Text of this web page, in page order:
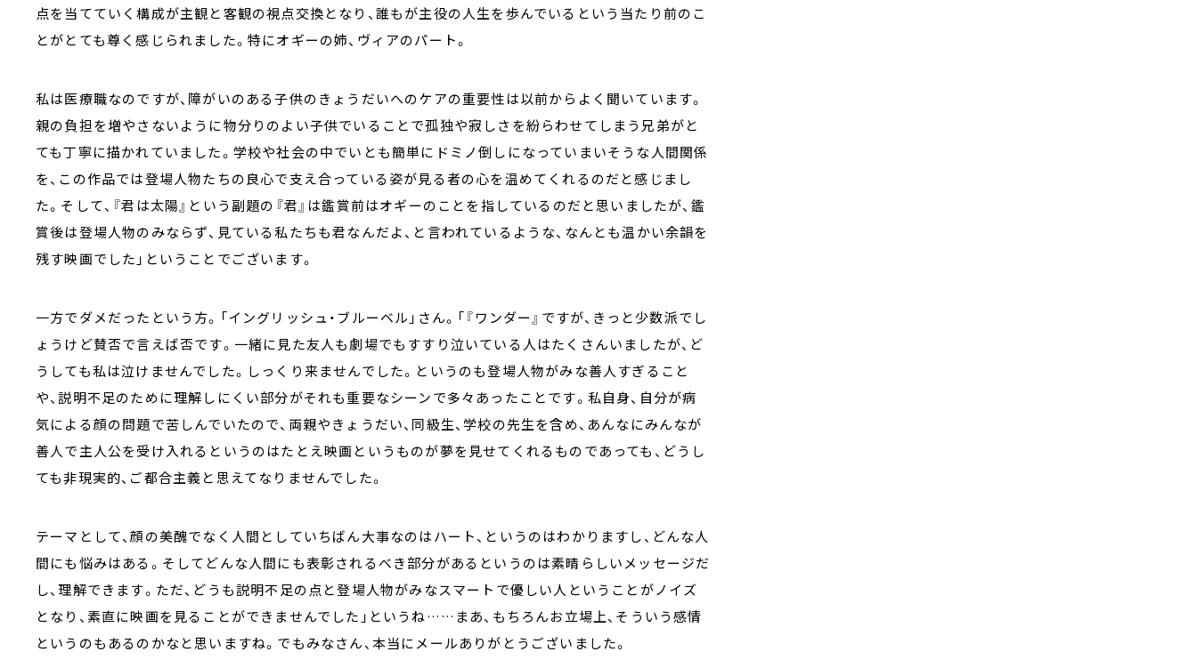
点を当てていく構成が主観と客観の視点交換となり、誰もが主役の人生を歩んでいるという当たり前のこ
とがとても尊く感じられました。特にオギーの姉、ヴィアのパート。
私は医療職なのですが、障がいのある子供のきょうだいへのケアの重要性は以前からよく聞いています。
親の負担を増やさないように物分りのよい子供でいることで孤独や寂しさを紛らわせてしまう兄弟がと
ても丁寧に描かれていました。学校や社会の中でいとも簡単にドミノ倒しになっていまいそうな人間関係
を、この作品では登場人物たちの良心で支え合っている姿が見る者の心を温めてくれるのだと感じまし
た。そして、『君は太陽』という副題の『君』は鑑賞前はオギーのことを指しているのだと思いましたが、鑑
賞後は登場人物のみならず、見ている私たちも君なんだよ、と言われているような、なんとも温かい余韻を
残す映画でした」ということでございます。
一方でダメだったという方。「イングリッシュ・ブルーベル」さん。「『ワンダー』ですが、きっと少数派でし
ょうけど賛否で言えば否です。一緒に見た友人も劇場でもすすり泣いている人はたくさんいましたが、ど
うしても私は泣けませんでした。しっくり来ませんでした。というのも登場人物がみな善人すぎること
や、説明不足のために理解しにくい部分がそれも重要なシーンで多々あったことです。私自身、自分が病
気による顔の問題で苦しんでいたので、両親やきょうだい、同級生、学校の先生を含め、あんなにみんなが
善人で主人公を受け入れるというのはたとえ映画というものが夢を見せてくれるものであっても、どうし
ても非現実的、ご都合主義と思えてなりませんでした。
テーマとして、顔の美醜でなく人間としていちばん大事なのはハート、というのはわかりますし、どんな人
間にも悩みはある。そしてどんな人間にも表彰されるべき部分があるというのは素晴らしいメッセージだ
し、理解できます。ただ、どうも説明不足の点と登場人物がみなスマートで優しい人ということがノイズ
となり、素直に映画を見ることができませんでした」というね……まあ、もちろんお立場上、そういう感情
というのもあるのかなと思いますね。でもみなさん、本当にメールありがとうございました。